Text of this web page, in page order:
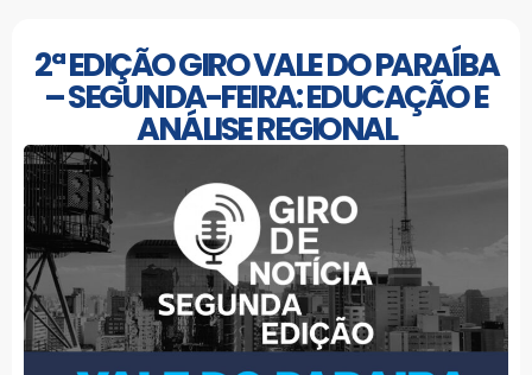
2ª EDIÇÃO GIRO VALE DO PARAÍBA
– SEGUNDA-FEIRA: EDUCAÇÃO E
ANÁLISE REGIONAL